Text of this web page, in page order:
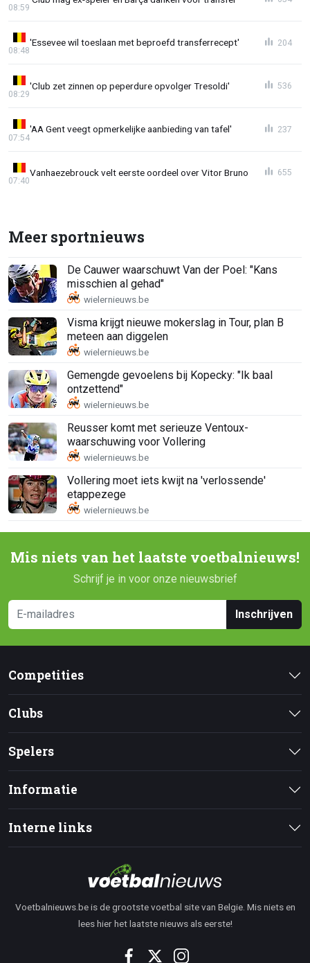
08:59
'Essevee wil toeslaan met beproefd transferrecept'
08:48
204
'Club zet zinnen op peperdure opvolger Tresoldi'
08:29
536
'AA Gent veegt opmerkelijke aanbieding van tafel'
07:54
237
Vanhaezebrouck velt eerste oordeel over Vitor Bruno
07:40
655
Meer sportnieuws
De Cauwer waarschuwt Van der Poel: "Kans
misschien al gehad"
Visma krijgt nieuwe mokerslag in Tour, plan B
meteen aan diggelen
Gemengde gevoelens bij Kopecky: "Ik baal
ontzettend"
Reusser komt met serieuze Ventoux-
waarschuwing voor Vollering
Vollering moet iets kwijt na 'verlossende'
etappezege
Mis niets van het laatste voetbalnieuws!
Schrijf je in voor onze nieuwsbrief
Inschrijven
Competities
Clubs
Spelers
Informatie
Interne links
Voetbalnieuws.be is de grootste voetbal site van Belgie. Mis niets en
lees hier het laatste nieuws als eerste!